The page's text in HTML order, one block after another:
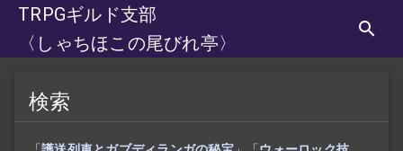
TRPGギルド支部
〈しゃちほこの尾びれ亭〉
検索